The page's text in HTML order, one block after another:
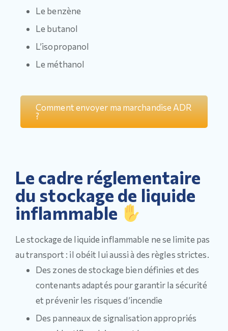
Le benzène
Le butanol
L’isopropanol
Le méthanol
Comment envoyer ma marchandise ADR
?
Le cadre réglementaire
du stockage de liquide
inflammable
Le stockage de liquide inflammable ne se limite pas
au transport : il obéit lui aussi à des règles strictes.
Des zones de stockage bien définies et des
contenants adaptés pour garantir la sécurité
et prévenir les risques d’incendie
Des panneaux de signalisation appropriés